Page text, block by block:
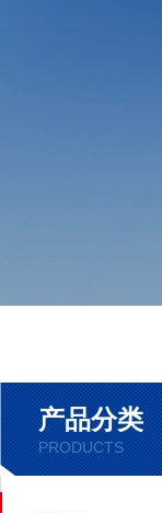
产品分类
PRODUCTS